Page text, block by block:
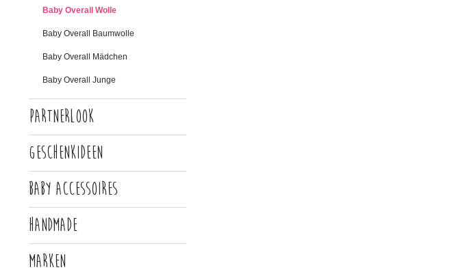
Baby Overall Wolle
Baby Overall Baumwolle
Baby Overall Mädchen
Baby Overall Junge
Partnerlook
Geschenkideen
Baby Accessoires
Handmade
Marken